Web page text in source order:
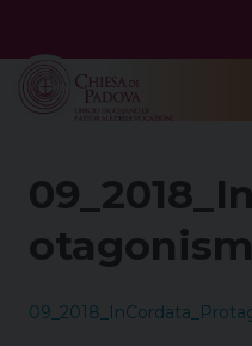
content